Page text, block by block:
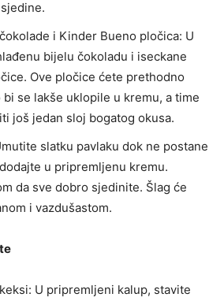
i Kinder Bueno pločica: U
bijelu čokoladu i iseckane
Ove pločice ćete prethodno
se lakše uklopile u kremu, a time
još jedan sloj bogatog okusa.
slatku pavlaku dok ne postane
u pripremljenu kremu.
da sve dobro sjedinite. Šlag će
i vazdušastom.
U pripremljeni kalup, stavite